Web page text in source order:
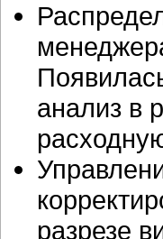
анализ в
разрезе